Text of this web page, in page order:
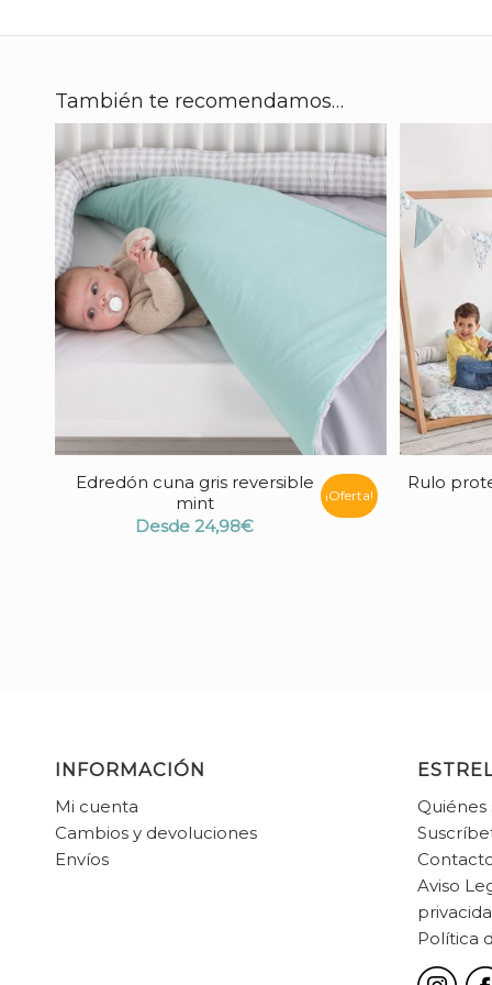
También te recomendamos…
Edredón cuna gris reversible
mint
Desde 24,98€
¡Oferta!
Rulo
INFORMACIÓN
Mi cuenta
Cambios y devoluciones
Envíos
Quiénes
Aviso
Política